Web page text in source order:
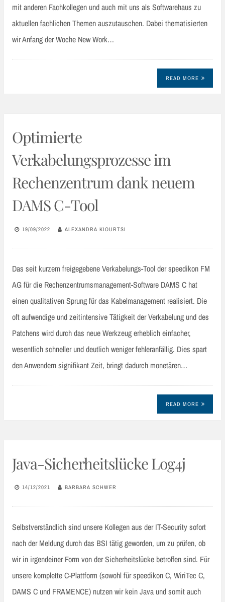
mit anderen Fachkollegen und auch mit uns als Softwarehaus zu
aktuellen fachlichen Themen auszutauschen. Dabei thematisierten
wir Anfang der Woche New Work…
READ MORE
Optimierte
Verkabelungsprozesse im
Rechenzentrum dank neuem
DAMS C-Tool
19/09/2022 ALEXANDRA KIOURTSI
Das seit kurzem freigegebene Verkabelungs-Tool der speedikon FM
AG für die Rechenzentrumsmanagement-Software DAMS C hat
einen qualitativen Sprung für das Kabelmanagement realisiert. Die
oft aufwendige und zeitintensive Tätigkeit der Verkabelung und des
Patchens wird durch das neue Werkzeug erheblich einfacher,
wesentlich schneller und deutlich weniger fehleranfällig. Dies spart
den Anwendern signifikant Zeit, bringt dadurch monetären…
READ MORE
Java-Sicherheitslücke Log4j
14/12/2021 BARBARA SCHWER
Selbstverständlich sind unsere Kollegen aus der IT-Security sofort
nach der Meldung durch das BSI tätig geworden, um zu prüfen, ob
wir in irgendeiner Form von der Sicherheitslücke betroffen sind. Für
unsere komplette C-Plattform (sowohl für speedikon C, WiriTec C,
DAMS C und FRAMENCE) nutzen wir kein Java und somit auch